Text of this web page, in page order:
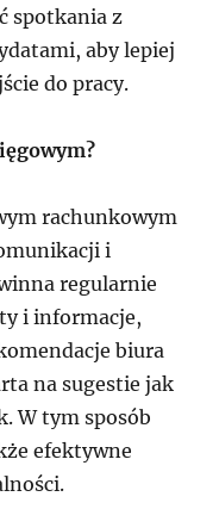
spotkania z
aby lepiej
do pracy.
rachunkowym
i
regularnie
i informacje,
biura
na sugestie jak
W tym sposób
efektywne